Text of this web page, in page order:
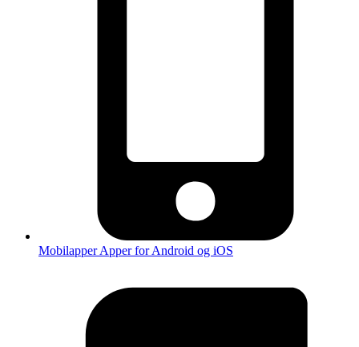
MobilapperApper for Android og iOS